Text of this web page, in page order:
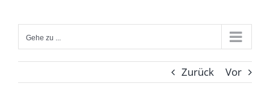
Inhalt
springenGehe zu ...
Zurück Vor